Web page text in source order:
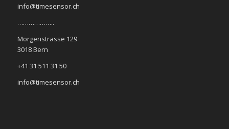
info@timesensor.ch
………………..
Morgenstrasse 129
3018 Bern
+41 31 511 31 50
info@timesensor.ch